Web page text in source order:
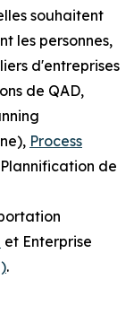
souhaitent
les personnes,
d'entreprises
de QAD,
Process
de
et Enterprise
.